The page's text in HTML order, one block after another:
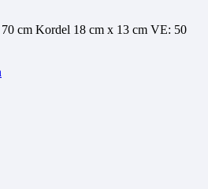
cm Kordel 18 cm x 13 cm VE: 50